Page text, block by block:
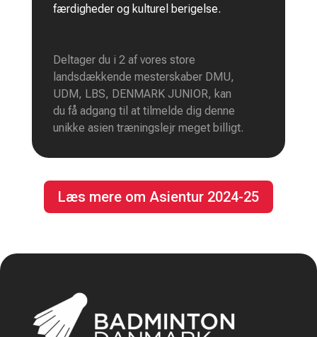
færdigheder og kulturel berigelse.
Deltager du i 2 af vores store
landsdækkende mesterskaber DMU,
UDM, LBS, DENMARK JUNIOR, kan
du få adgang til at tilmelde dig denne
unikke asien træningslejr meget billigt.
Læs mere om Asientur 2024-25